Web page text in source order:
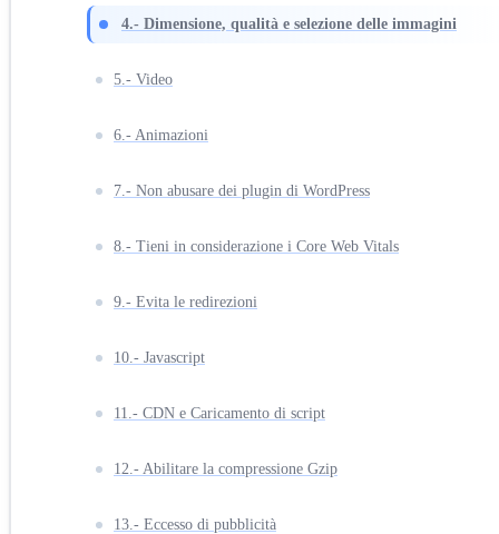
4.- Dimensione, qualità e selezione delle immagini
5.- Video
6.- Animazioni
7.- Non abusare dei plugin di WordPress
8.- Tieni in considerazione i Core Web Vitals
9.- Evita le redirezioni
10.- Javascript
11.- CDN e Caricamento di script
12.- Abilitare la compressione Gzip
13.- Eccesso di pubblicità